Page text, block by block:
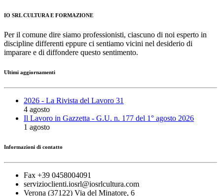
IO SRL CULTURA E FORMAZIONE
Per il comune dire siamo professionisti, ciascuno di noi esperto in
discipline differenti eppure ci sentiamo vicini nel desiderio di
imparare e di diffondere questo sentimento.
Ultimi aggiornamenti
2026 - La Rivista del Lavoro 31
4 agosto
Il Lavoro in Gazzetta - G.U. n. 177 del 1° agosto 2026
1 agosto
Informazioni di contatto
Fax +39 0458004091
servizioclienti.iosrl@iosrlcultura.com
Verona (37122) Via del Minatore, 6